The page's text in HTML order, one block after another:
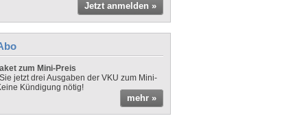
Jetzt anmelden »
zum Mini-Preis
jetzt drei Ausgaben der VKU zum Mini-
Kündigung nötig!
mehr »